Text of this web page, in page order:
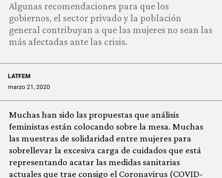
PRODUCTOS
COMUNIDAD
QUIÉNES SOMOS
Algunas recomendaciones para que los
gobiernos, el sector privado y la población
general contribuyan a que las mujeres no sean las
más afectadas ante las crisis.
LATFEM
marzo 21, 2020
Muchas han sido las propuestas que análisis
feministas están colocando sobre la mesa. Muchas
las muestras de solidaridad entre mujeres para
sobrellevar la excesiva carga de cuidados que está
representando acatar las medidas sanitarias
actuales que trae consigo el Coronavirus (COVID-